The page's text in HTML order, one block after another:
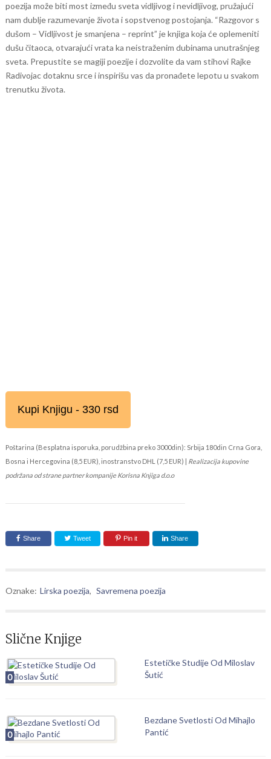
poezija može biti most između sveta vidljivog i nevidljivog, pružajući
nam dublje razumevanje života i sopstvenog postojanja. “Razgovor s
dušom – Vidljivost je smanjena – reprint” je knjiga koja će oplemeniti
dušu čitaoca, otvarajući vrata ka neistraženim dubinama unutrašnjeg
sveta. Prepustite se magiji poezije i dozvolite da vam stihovi Rajke
Radivojac dotaknu srce i inspirišu vas da pronađete lepotu u svakom
trenutku života.
Kupi Knjigu - 330 rsd
Poštarina (Besplatna isporuka, porudžbina preko 3000din): Srbija 180din Crna Gora,
Bosna i Hercegovina (8,5 EUR), inostranstvo DHL (7,5 EUR) | Realizacija kupovine
podržana od strane partner kompanije Korisna Knjiga d.o.o
Share Tweet Pin it Share
Oznake: Lirska poezija, Savremena poezija
Slične Knjige
0
Estetičke Studije Od Miloslav
Šutić
0
Bezdane Svetlosti Od Mihajlo
Pantić